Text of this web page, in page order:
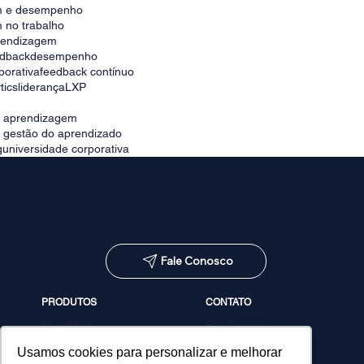
Usamos cookies para personalizar e melhorar
e desempenho
no trabalho
desempenho
feedback contínuo
liderançaLXP
do aprendizado
universidade corporativa
Fale Conosco
PRODUTOS
PowerMinds
Estúdio de Conteúdos
MicroPower Classes
CONTATO
Fale Conosco